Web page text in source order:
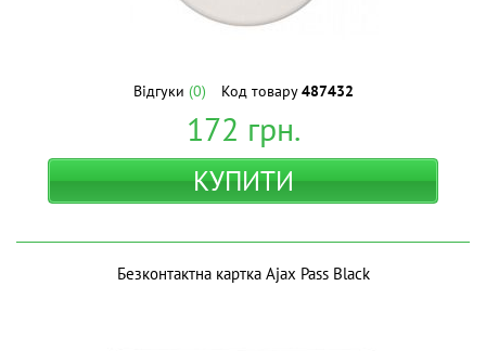
Відгуки (0) Код товару487432
172 грн.
КУПИТИ
Безконтактна картка Ajax Pass Black